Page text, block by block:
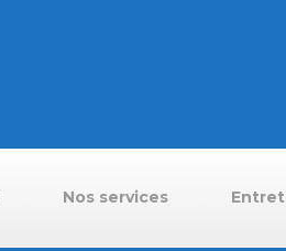
Nos services